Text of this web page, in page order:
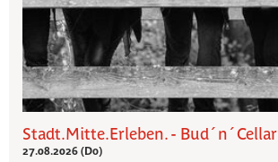
Stadt.Mitte.Erleben. - Bud´n´Cellar
27.08.2026 (Do)